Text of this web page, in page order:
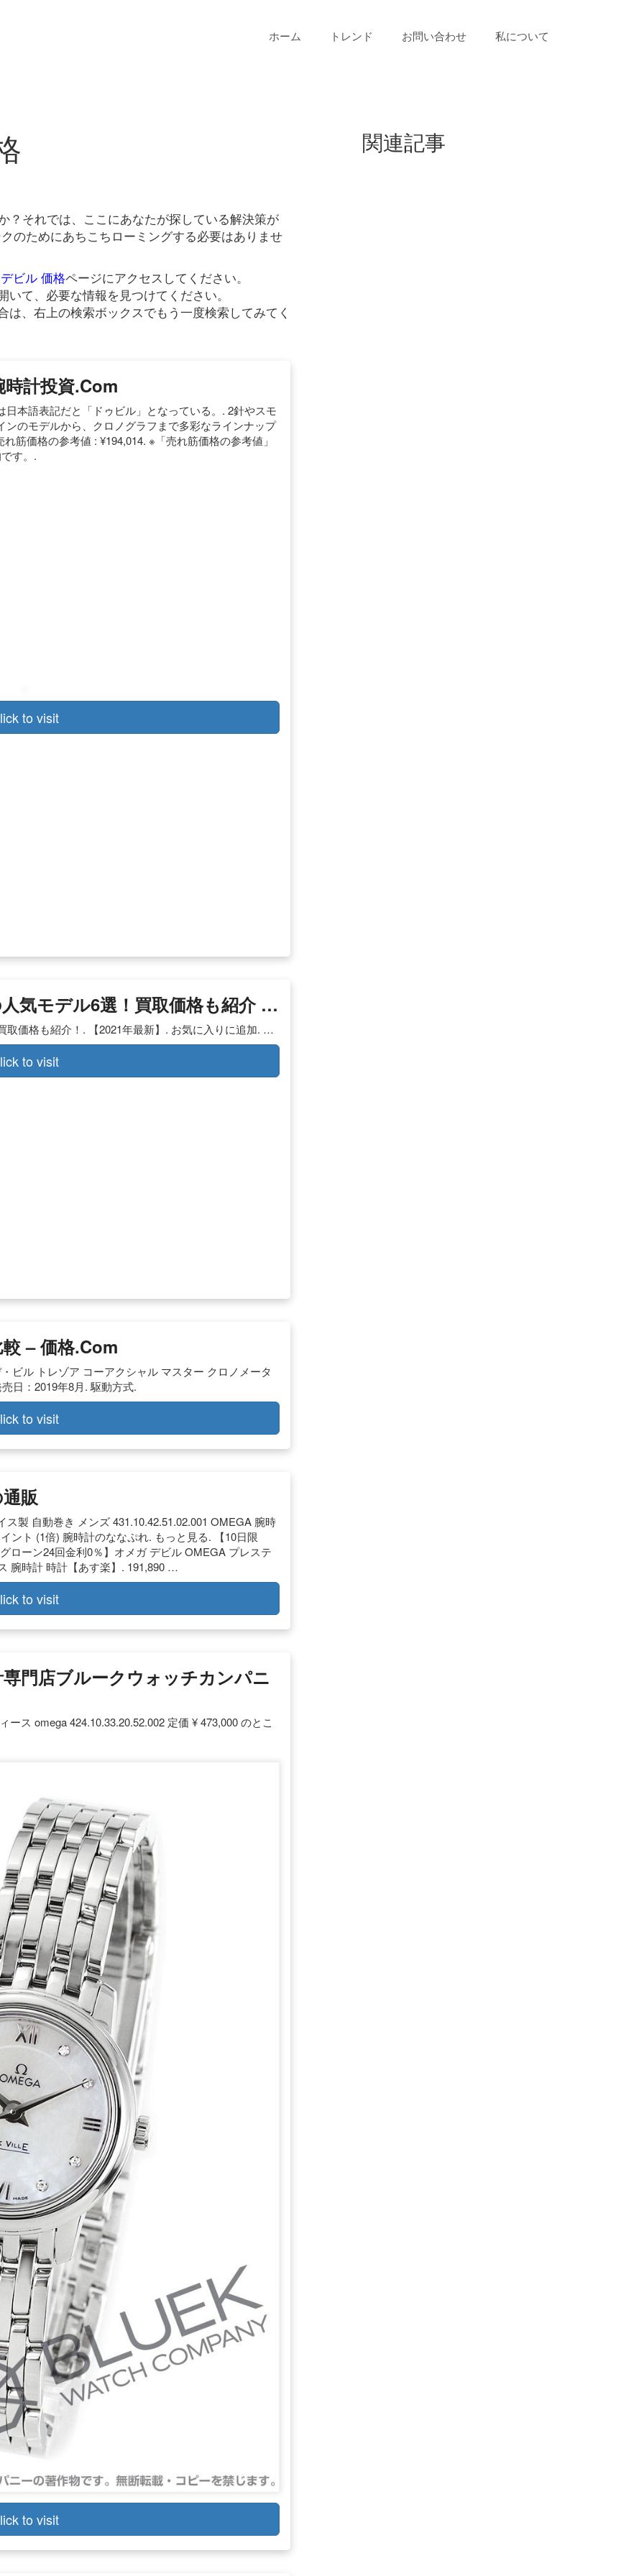
ホーム トレンド お問い合わせ 私について
？それでは、ここにあなたが探している解決策が
のためにあちこちローミングする必要はありませ
ビル 価格ページにアクセスしてください。
て、必要な情報を見つけてください。
は、右上の検索ボックスでもう一度検索してみてく
時計投資.com
本語表記だと「ドゥビル」となっている。. 2針やスモ
のモデルから、クロノグラフまで多彩なラインナップ
筋価格の参考値 : ¥194,014. ※「売れ筋価格の参考値」
す。.
to visit
気モデル6選！買取価格も紹介 …
取価格も紹介！. 【2021年最新】. お気に入りに追加. …
to visit
– 価格.com
ビル トレゾア コーアクシャル マスター クロノメータ
日：2019年8月. 駆動方式.
to visit
販
製 自動巻き メンズ 431.10.42.51.02.001 OMEGA 腕時
ント (1倍) 腕時計のななぷれ. もっと見る. 【10日限
ローン24回金利0％】オメガ デビル OMEGA プレステ
腕時計 時計【あす楽】. 191,890 …
to visit
門店ブルークウォッチカンパニ
ス omega 424.10.33.20.52.002 定価 ¥ 473,000 のとこ
to visit
関連記事